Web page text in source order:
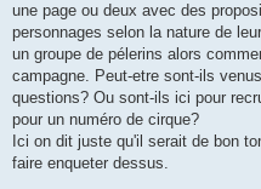
a
g
une page ou deux avec des
personnages selon la nature de
un groupe de pélerins alors
campagne. Peut-etre sont-ils
questions? Ou sont-ils ici pour
pour un numéro de cirque?
Ici on dit juste qu'il serait de bon
faire enqueter dessus.